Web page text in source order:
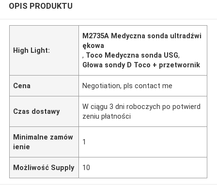
OPIS PRODUKTU
High Light:
M2735A Medyczna sonda ultradźwi
ękowa
, Toco Medyczna sonda USG,
Głowa sondy D Toco + przetwornik
Cena Negotiation, pls contact me
Czas dostawy
W ciągu 3 dni roboczych po potwierd
zeniu płatności
Minimalne zamów
ienie
1
Możliwość Supply 10